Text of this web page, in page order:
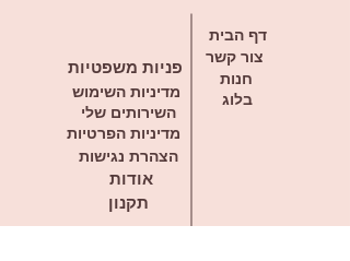
צור קשר פניות משפטיות
מדיניות השימוש
השירותים שלי
מדיניות הפרטיות
הצהרת נגישות
אודות
תקנון
דף הבית
חנות
בלוג